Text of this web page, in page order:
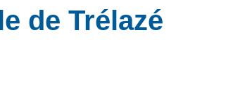
de Trélazé